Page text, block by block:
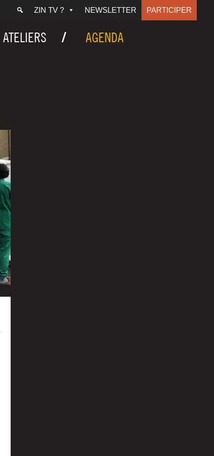
ZIN TV ? NEWSLETTER PARTICIPER
ATELIERS AGENDA